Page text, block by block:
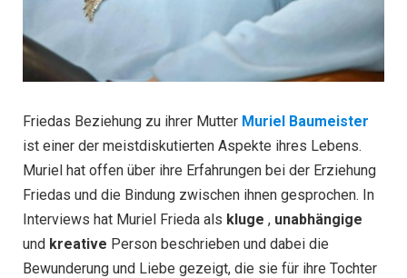
Friedas Beziehung zu ihrer Mutter Muriel Baumeister
ist einer der meistdiskutierten Aspekte ihres Lebens.
Muriel hat offen über ihre Erfahrungen bei der Erziehung
Friedas und die Bindung zwischen ihnen gesprochen. In
Interviews hat Muriel Frieda als kluge , unabhängige
und kreative Person beschrieben und dabei die
Bewunderung und Liebe gezeigt, die sie für ihre Tochter